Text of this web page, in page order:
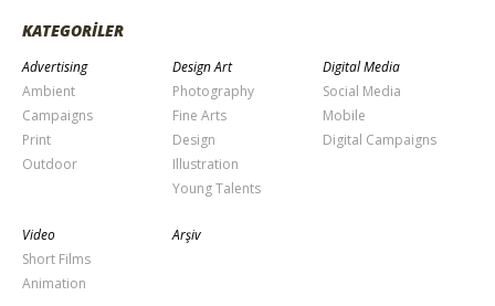
KATEGORİLER
Advertising
Ambient
Campaigns
Print
Outdoor
Design Art
Photography
Fine Arts
Design
Illustration
Young Talents
Digital Media
Social Media
Mobile
Digital Campaigns
Video
Short Films
Animation
Arşiv